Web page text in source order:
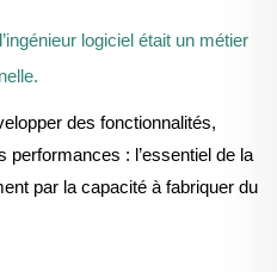
logiciel était un métier
des fonctionnalités,
: l’essentiel de la
par la capacité à fabriquer du